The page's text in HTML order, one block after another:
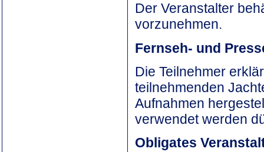
Der Veranstalter
vorzunehmen.
Fernseh- und
Die Teilnehmer
teilnehmenden
Aufnahmen
verwendet werden
Obligates